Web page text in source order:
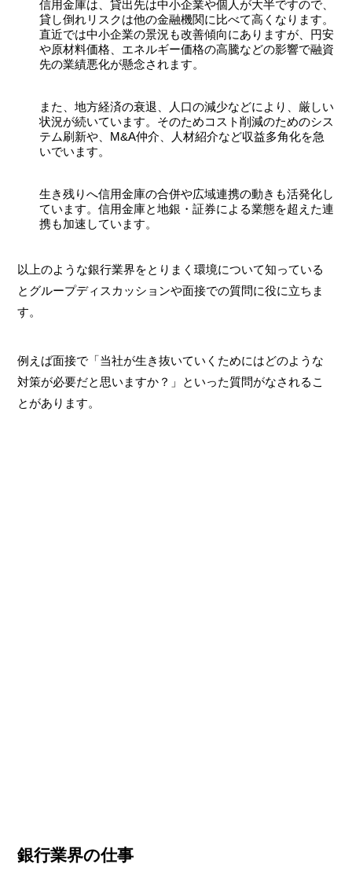
信用金庫は、貸出先は中小企業や個人が大半ですので、
貸し倒れリスクは他の金融機関に比べて高くなります。
直近では中小企業の景況も改善傾向にありますが、円安
や原材料価格、エネルギー価格の高騰などの影響で融資
先の業績悪化が懸念されます。
また、地方経済の衰退、人口の減少などにより、厳しい
状況が続いています。そのためコスト削減のためのシス
テム刷新や、M&A仲介、人材紹介など収益多角化を急
いでいます。
生き残りへ信用金庫の合併や広域連携の動きも活発化し
ています。信用金庫と地銀・証券による業態を超えた連
携も加速しています。
以上のような銀行業界をとりまく環境について知っている
とグループディスカッションや面接での質問に役に立ちま
す。
例えば面接で「当社が生き抜いていくためにはどのような
対策が必要だと思いますか？」といった質問がなされるこ
とがあります。
銀行業界の仕事